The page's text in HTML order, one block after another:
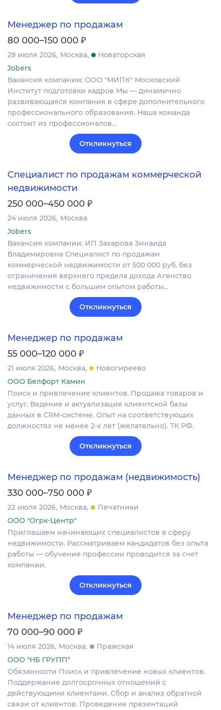
Менеджер по продажам
80 000–150 000 ₽
29 июля 2026 Москва
Новаторская
Jobers
Вакансия компании: ООО "МИПК" Московский
Институт подготовки кадров Мы — динамично
развивающаяся компания в сфере дополнительного
профессионального образования. Наша команда
состоит из профессионалов…
Откликнуться
Специалист по продажам коммерческой
недвижимости
250 000–450 000 ₽
24 июля 2026 Москва
Jobers
Вакансия компании: ИП Захарова Зинаида
Владимировна Специалист по продажам
коммерческой недвижимости от 500 000 руб. без
ограничения верхнего предела дохода Агенство
недвижимости с большим опытом работы…
Откликнуться
Менеджер по продажам
55 000–120 000 ₽
21 июля 2026 Москва
Новогиреево
ООО Белфорт Камин
Поиск и привлечение клиентов. Продажа товаров и
услуг. Ведение и актуализация клиентской базы
данных в CRM‐системе. Опыт на соответствующих
должностях не менее 2-х лет (желательно). ТК РФ.
Откликнуться
Менеджер по продажам (недвижимость)
330 000–750 000 ₽
22 июля 2026 Москва
Печатники
ООО "Огрк-Центр"
Приглашаем начинающих специалистов в сферу
недвижимости. Рассматриваем кандидатов без опыта
работы — обучение профессии проводится за счет
компании.
Откликнуться
Менеджер по продажам
70 000–90 000 ₽
14 июля 2026 Москва
Пражская
ООО "НБ ГРУПП"
Обязанности Поиск и привлечение новых клиентов.
Поддержание долгосрочных отношений с
действующими клиентами. Сбор и анализ обратной
связи от клиентов. Проведение презентаций